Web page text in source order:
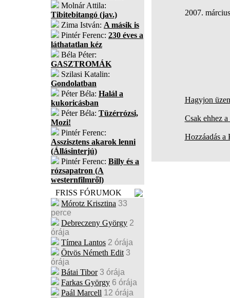
Molnár Attila:
Tibitebitangó (jav.)
Zima István: A másik is
Pintér Ferenc: 230 éves a
láthatatlan kéz
Béla Péter:
GASZTROMÁK
Szilasi Katalin:
Gondolatban
Péter Béla: Halál a
kukoricásban
Péter Béla: Tüzérrózsi,
Mozi!
Pintér Ferenc:
Asszisztens akarok lenni
(Állásinterjú)
Pintér Ferenc: Billy és a
rózsapatron (A
westernfilmről)
FRISS FÓRUMOK
Mórotz Krisztina 33
perce
Debreczeny György 2
órája
Tímea Lantos 2 órája
Ötvös Németh Edit 3
órája
Bátai Tibor 3 órája
Farkas György 6 órája
Paál Marcell 12 órája
2007. március
Hagyjon
Csak ehhez
Hozzáadás